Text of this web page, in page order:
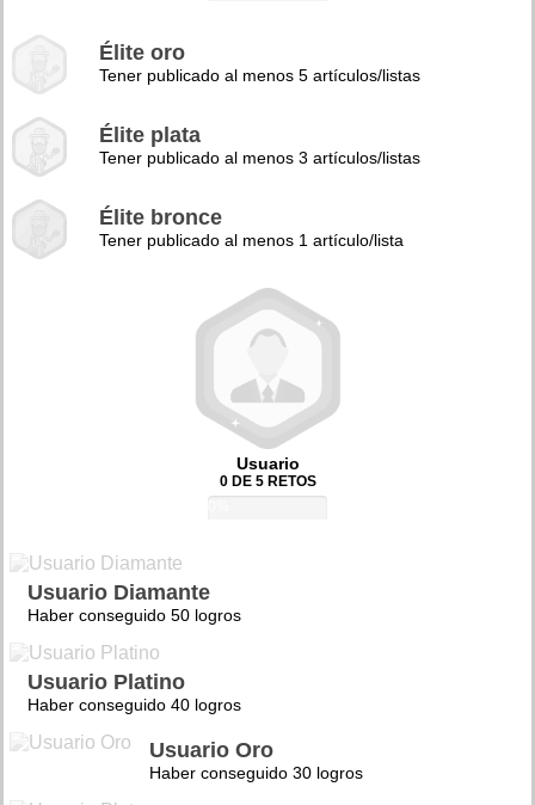
Élite oro
Tener publicado al menos 5 artículos/listas
Élite plata
Tener publicado al menos 3 artículos/listas
Élite bronce
Tener publicado al menos 1 artículo/lista
Usuario
0 DE 5 RETOS
Usuario Diamante
Haber conseguido 50 logros
Usuario Platino
Haber conseguido 40 logros
Usuario Oro
Haber conseguido 30 logros